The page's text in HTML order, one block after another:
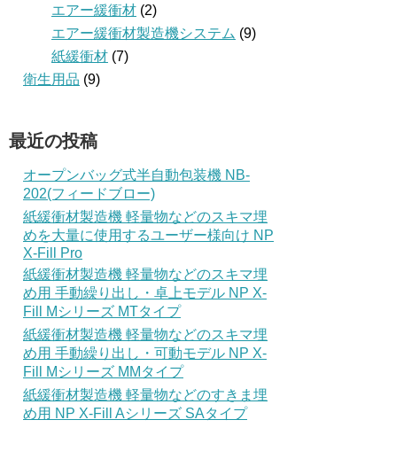
エアー緩衝材 (2)
エアー緩衝材製造機システム (9)
紙緩衝材 (7)
衛生用品 (9)
最近の投稿
オープンバッグ式半自動包装機 NB-
202(フィードブロー)
紙緩衝材製造機 軽量物などのスキマ埋
めを大量に使用するユーザー様向け NP
X-Fill Pro
紙緩衝材製造機 軽量物などのスキマ埋
め用 手動繰り出し・卓上モデル NP X-
Fill Mシリーズ MTタイプ
紙緩衝材製造機 軽量物などのスキマ埋
め用 手動繰り出し・可動モデル NP X-
Fill Mシリーズ MMタイプ
紙緩衝材製造機 軽量物などのすきま埋
め用 NP X-Fill Aシリーズ SAタイプ